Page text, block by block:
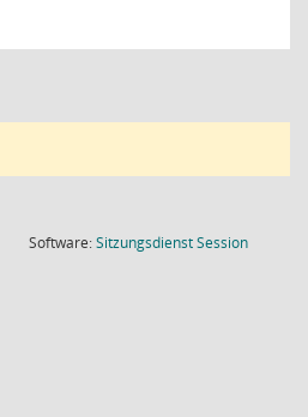
Software:SitzungsdienstSession(Wird in